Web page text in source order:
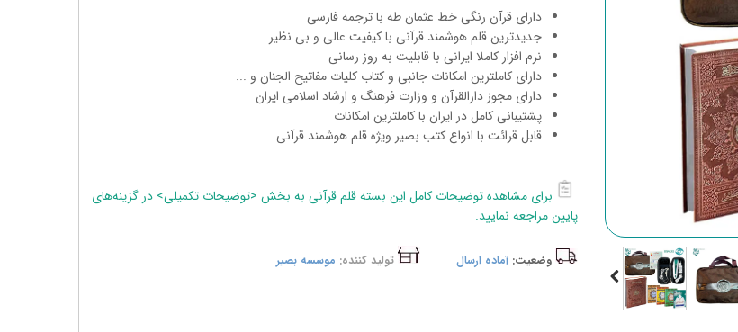
دارای قرآن رنگی خط عثمان طه با ترجمه فارسی
جدیدترین قلم هوشمند قرآنی با کیفیت عالی و بی نظیر
نرم افزار کاملا ایرانی با قابلیت به روز رسانی
دارای کاملترین امکانات جانبی و کتاب کلیات مفاتیح الجنان و ...
دارای مجوز دارالقرآن و وزارت فرهنگ و ارشاد اسلامی ایران
پشتیبانی کامل در ایران با کاملترین امکانات
قابل قرائت با انواع کتب بصیر ویژه قلم هوشمند قرآنی
برای مشاهده توضیحات کامل این بسته قلم قرآنی به بخش <توضیحات تکمیلی> در گزینه‌های
پایین مراجعه نمایید.
وضعیت: آماده ارسال تولید کننده: موسسه بصیر